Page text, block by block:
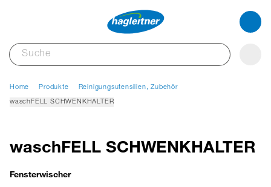
Home Produkte Reinigungsutensilien, Zubehör
waschFELL SCHWENKHALTER
waschFELL SCHWENKHALTER
Fensterwischer